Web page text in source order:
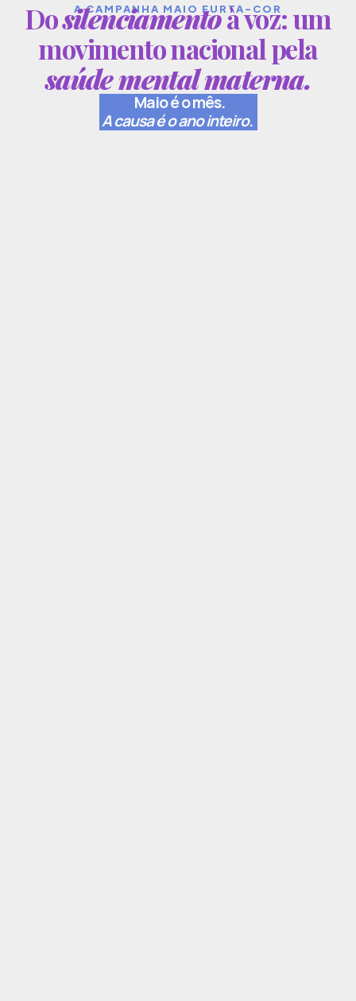
A CAMPANHA MAIO FURTA-COR
Dosilenciamentoà voz: um
movimento nacional pela
saúde mental materna.
Maio é o mês.
A causa é o ano inteiro.